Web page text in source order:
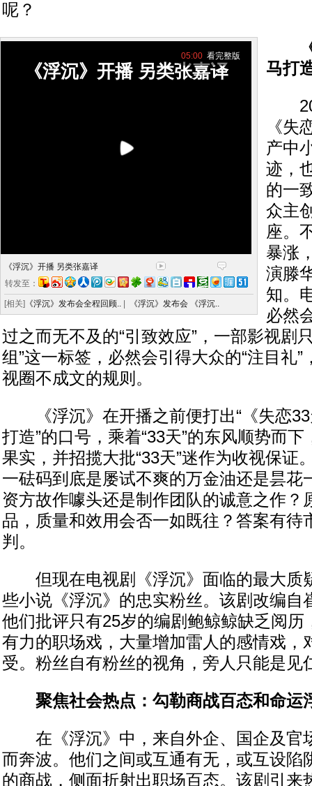
呢？
《浮沉》开播 另类张嘉译
05:00 看完整版
《浮沉》开播 另类张嘉译
转发至：
[相关] 《浮沉》发布会全程回顾.. 《浮沉》发布会 《浮沉..
《
马打
《失
产中
迹，
的一
众主
座。
暴涨
演滕
知。
必然
过之而无不及的“引致效应”，一部影视剧
组”这一标签，必然会引得大众的“注目礼
视圈不成文的规则。
《浮沉》在开播之前便打出“《失恋33
打造”的口号，乘着“33天”的东风顺势而下
果实，并招揽大批“33天”迷作为收视保证
一砝码到底是屡试不爽的万金油还是昙花
资方故作噱头还是制作团队的诚意之作？
品，质量和效用会否一如既往？答案有待
判。
但现在电视剧《浮沉》面临的最大质
些小说《浮沉》的忠实粉丝。该剧改编自
他们批评只有25岁的编剧鲍鲸鲸缺乏阅历
有力的职场戏，大量增加雷人的感情戏，
受。粉丝自有粉丝的视角，旁人只能是见
聚焦社会热点：勾勒商战百态和命运
在《浮沉》中，来自外企、国企及官
而奔波。他们之间或互通有无，或互设陷
的商战，侧面折射出职场百态。该剧引来